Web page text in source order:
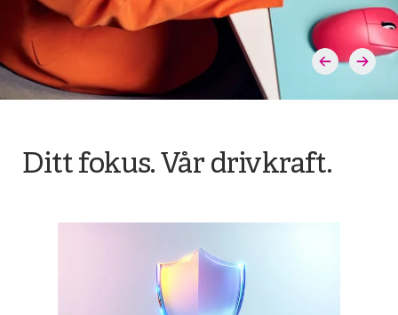
Ditt fokus. Vår drivkraft.